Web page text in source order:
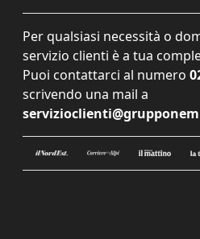
Per qualsiasi necessità o
servizio clienti è a tua
Puoi contattarci al numero
scrivendo una mail a